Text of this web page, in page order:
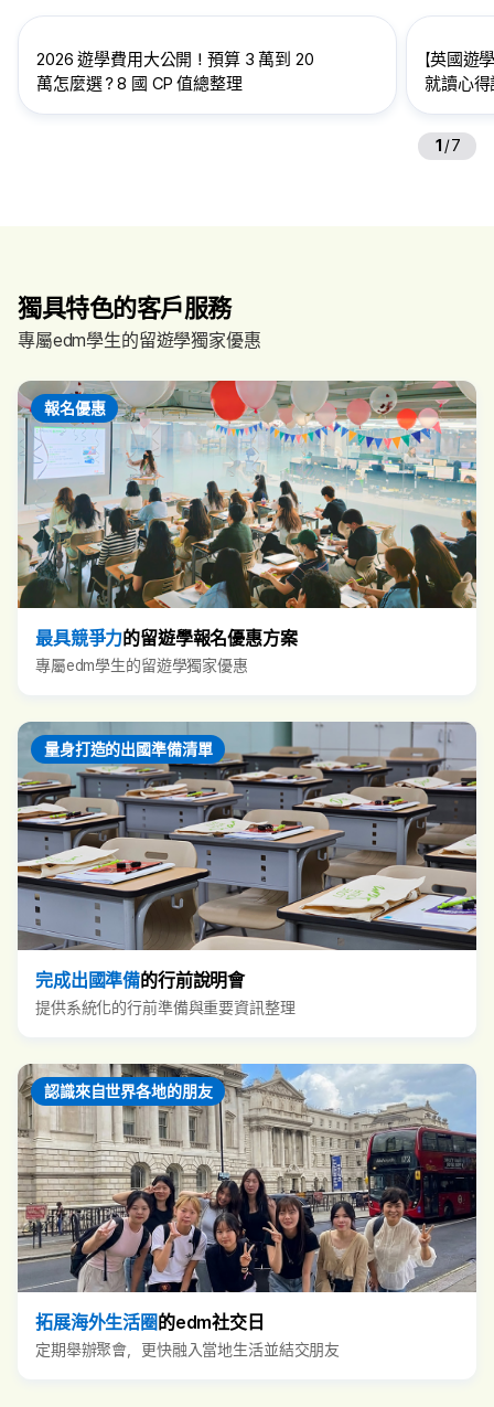
2026 遊學費用大公開！預算 3 萬到 20
萬怎麼選？8 國 CP 值總整理
【英國遊
就讀心得
1 /7
獨具特色的客戶服務
專屬edm學生的留遊學獨家優惠
報名優惠
最具競爭力的留遊學報名優惠方案
專屬edm學生的留遊學獨家優惠
量身打造的出國準備清單
完成出國準備的行前說明會
提供系統化的行前準備與重要資訊整理
認識來自世界各地的朋友
拓展海外生活圈的edm社交日
定期舉辦聚會，更快融入當地生活並結交朋友